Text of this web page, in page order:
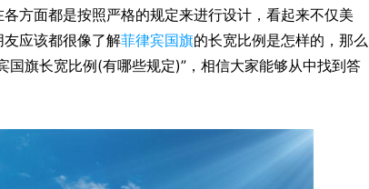
方面都是按照严格的规定来进行设计，看起来不仅美
应该都很像了解菲律宾国旗的长宽比例是怎样的，那么
国旗长宽比例(有哪些规定)”，相信大家能够从中找到答